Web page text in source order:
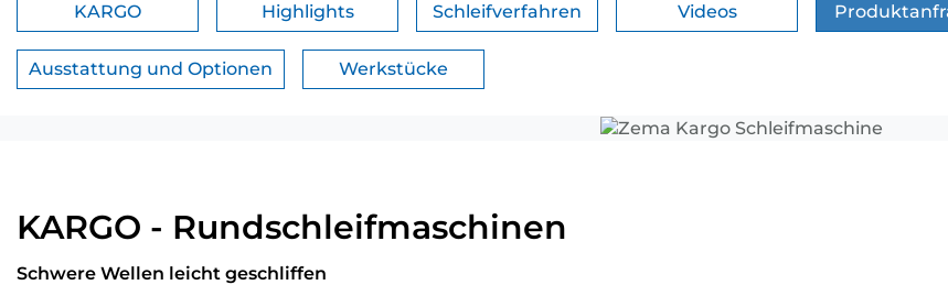
KARGO Highlights Schleifverfahren Videos
Ausstattung und Optionen Werkstücke
KARGO - Rundschleifmaschinen
Schwere Wellen leicht geschliffen